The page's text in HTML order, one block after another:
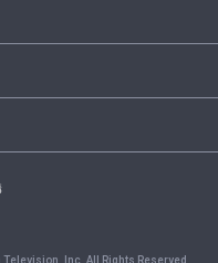
Inc. All Rights Reserved.